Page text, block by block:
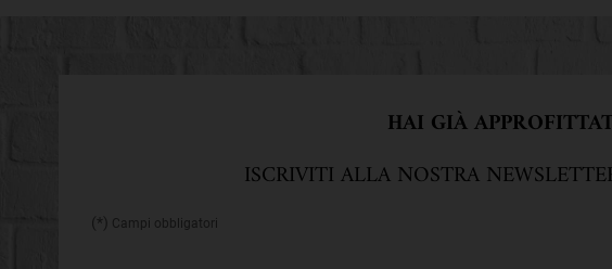
HAI GIÀ
ISCRIVITI ALLA NOSTRA
(*) Campi obbligatori